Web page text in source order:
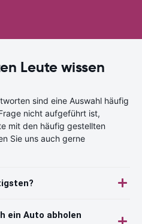
Leute wissen
sind eine Auswahl häufig
nicht aufgeführt ist,
mit den häufig gestellten
Sie uns auch gerne
ein Auto abholen